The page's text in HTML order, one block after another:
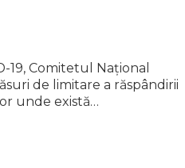
Comitetul Național
de limitare a răspândirii
unde există…